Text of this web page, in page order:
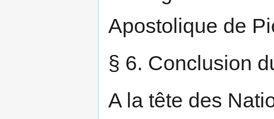
Apostolique de
§ 6. Conclusion
A la tête des